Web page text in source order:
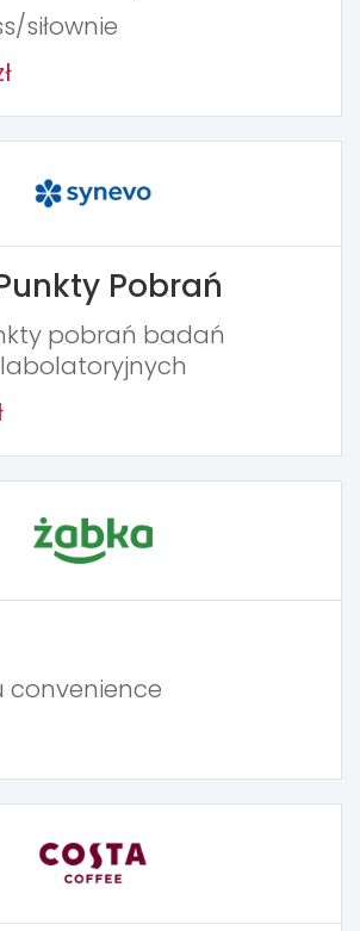
siłownie
Pobrań
pobrań badań
labolatoryjnych
convenience